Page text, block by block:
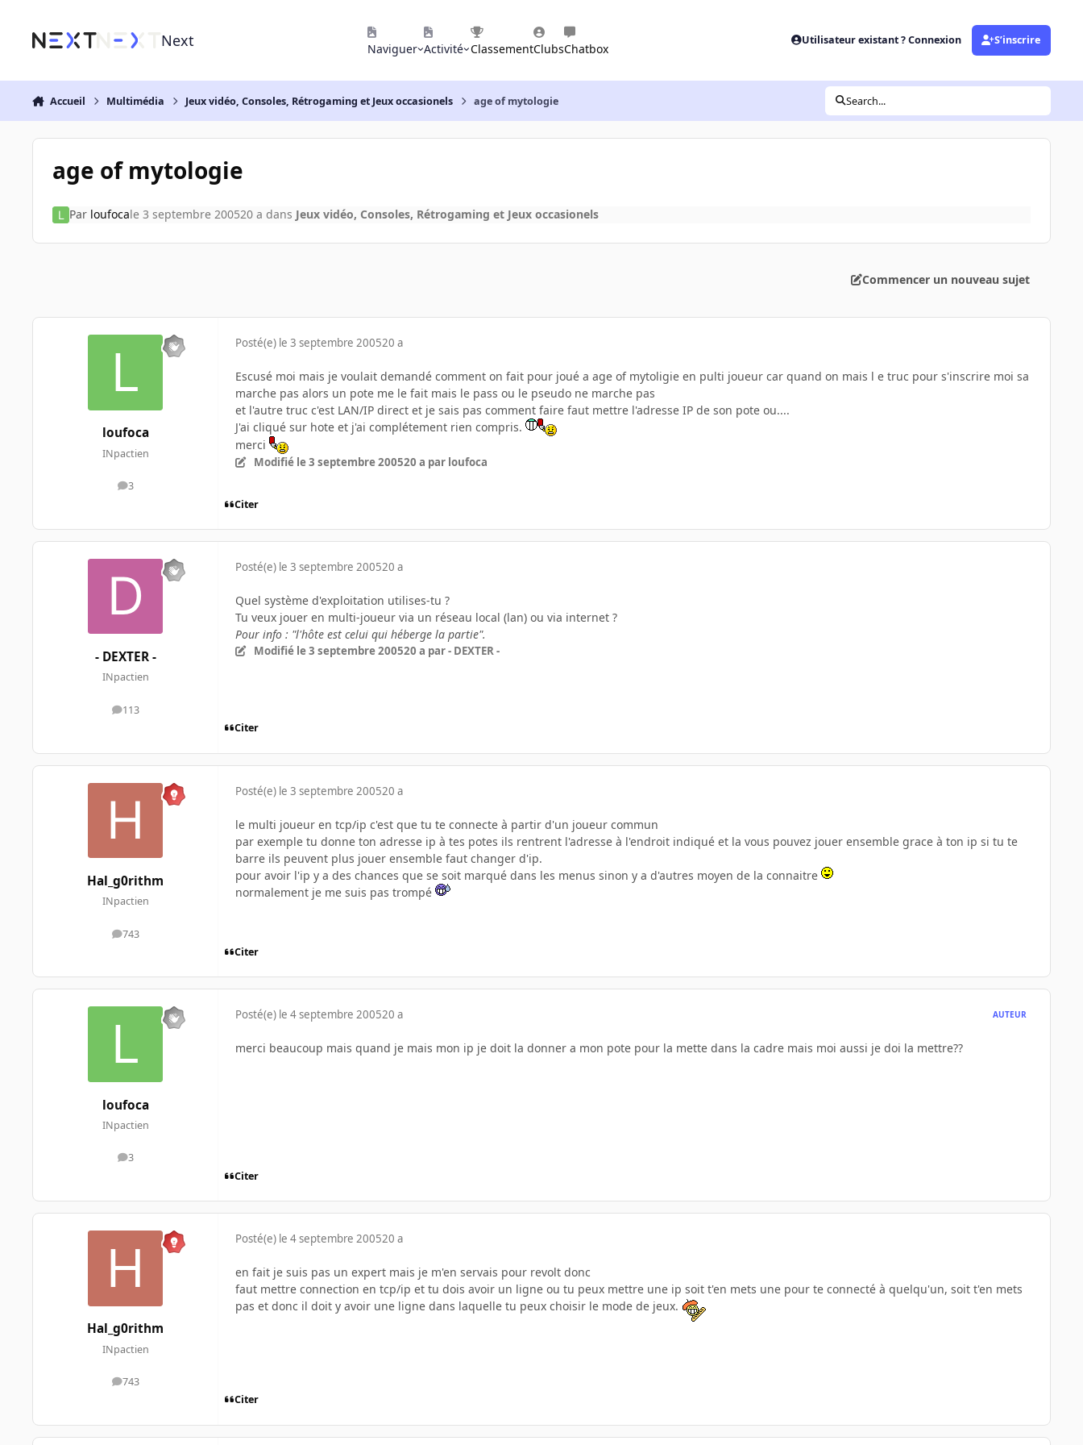
Next Naviguer Activité ClassementClubsChatbox
Utilisateur existant ? Connexion S’inscrire
Accueil Multimédia Jeux vidéo, Consoles, Rétrogaming et Jeux occasionels age of mytologie Search...
age of mytologie
Par loufocale 3 septembre 200520 a dans Jeux vidéo, Consoles, Rétrogaming et Jeux occasionels
Commencer un nouveau sujet
loufoca
INpactien
3
messages
Posté(e) le 3 septembre 200520 a
Escusé moi mais je voulait demandé comment on fait pour joué a age of mytoligie en pulti joueur car quand on mais l e truc pour s'inscrire moi sa
marche pas alors un pote me le fait mais le pass ou le pseudo ne marche pas
et l'autre truc c'est LAN/IP direct et je sais pas comment faire faut mettre l'adresse IP de son pote ou....
J'ai cliqué sur hote et j'ai complétement rien compris.
merci
Modifié le 3 septembre 200520 a par loufoca
Citer
- DEXTER -
INpactien
113
messages
Posté(e) le 3 septembre 200520 a
Quel système d'exploitation utilises-tu ?
Tu veux jouer en multi-joueur via un réseau local (lan) ou via internet ?
Pour info : "l'hôte est celui qui héberge la partie".
Modifié le 3 septembre 200520 a par - DEXTER -
Citer
Hal_g0rithm
INpactien
743
messages
Posté(e) le 3 septembre 200520 a
le multi joueur en tcp/ip c'est que tu te connecte à partir d'un joueur commun
par exemple tu donne ton adresse ip à tes potes ils rentrent l'adresse à l'endroit indiqué et la vous pouvez jouer ensemble grace à ton ip si tu te
barre ils peuvent plus jouer ensemble faut changer d'ip.
pour avoir l'ip y a des chances que se soit marqué dans les menus sinon y a d'autres moyen de la connaitre
normalement je me suis pas trompé
Citer
loufoca
INpactien
3
messages
Posté(e) le 4 septembre 200520 a AUTEUR
merci beaucoup mais quand je mais mon ip je doit la donner a mon pote pour la mette dans la cadre mais moi aussi je doi la mettre??
Citer
Hal_g0rithm
INpactien
743
messages
Posté(e) le 4 septembre 200520 a
en fait je suis pas un expert mais je m'en servais pour revolt donc
faut mettre connection en tcp/ip et tu dois avoir un ligne ou tu peux mettre une ip soit t'en mets une pour te connecté à quelqu'un, soit t'en mets
pas et donc il doit y avoir une ligne dans laquelle tu peux choisir le mode de jeux.
Citer